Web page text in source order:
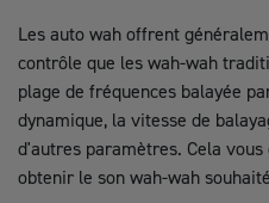
Les auto wah offrent
contrôle que les wah-wah
plage de fréquences balayée
dynamique, la vitesse de
d'autres paramètres. Cela
obtenir le son wah-wah